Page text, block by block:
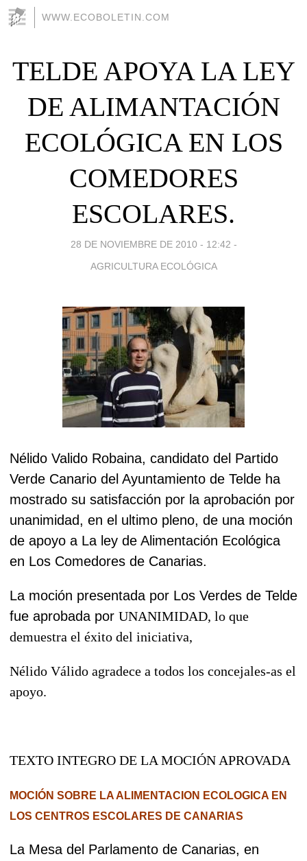
WWW.ECOBOLETIN.COM
TELDE APOYA LA LEY
DE ALIMANTACIÓN
ECOLÓGICA EN LOS
COMEDORES
ESCOLARES.
28 DE NOVIEMBRE DE 2010 - 12:42 -
AGRICULTURA ECOLÓGICA
Nélido Valido Robaina, candidato del Partido
Verde Canario del Ayuntamiento de Telde ha
mostrado su satisfacción por la aprobación por
unanimidad, en el ultimo pleno, de una moción
de apoyo a La ley de Alimentación Ecológica
en Los Comedores de Canarias.
La moción presentada por Los Verdes de Telde
fue aprobada por UNANIMIDAD, lo que
demuestra el éxito del iniciativa,
Nélido Válido agradece a todos los concejales-as el
apoyo.
TEXTO INTEGRO DE LA MOCIÓN APROVADA
MOCIÓN SOBRE LA ALIMENTACION ECOLOGICA EN
LOS CENTROS ESCOLARES DE CANARIAS
La Mesa del Parlamento de Canarias, en